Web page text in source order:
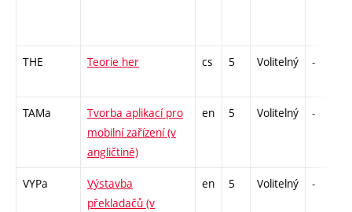
THE Teorie her cs 5 Volitelný -
TAMa
Tvorba aplikací pro
mobilní zařízení (v
angličtině)
en 5 Volitelný -
VYPa
Výstavba
překladačů (v
en 5 Volitelný -